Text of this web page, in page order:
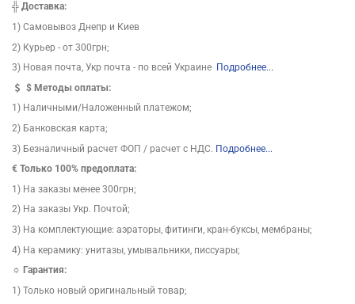
╬ Доставка:
1) Самовывоз Днепр и Киев
2) Курьер - от 300грн;
3) Новая почта, Укр почта - по всей Украине Подробнее...
$Методы оплаты:
1) Наличными/Наложенный платежом;
2) Банковская карта;
3) Безналичный расчет ФОП / расчет с НДС. Подробнее...
€ Только 100% предоплата:
1) На заказы менее 300грн;
2) На заказы Укр. Почтой;
3) На комплектующие: аэраторы, фитинги, кран-буксы, мембраны;
4) На керамику: унитазы, умывальники, писсуары;
☼ Гарантия:
1) Только новый оригинальный товар;